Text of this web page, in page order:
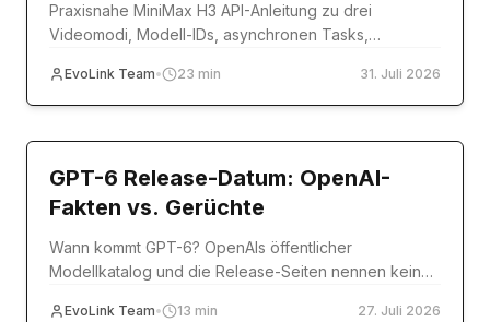
Praxisnahe MiniMax H3 API-Anleitung zu drei
Videomodi, Modell-IDs, asynchronen Tasks,
Produktion.
EvoLink Team• 23 min 31. Juli 2026
model-release
GPT-6 Release-Datum: OpenAI-
Fakten vs. Gerüchte
Wann kommt GPT-6? OpenAIs öffentlicher
Modellkatalog und die Release-Seiten nennen kein
EvoLink Team• 13 min 27. Juli 2026